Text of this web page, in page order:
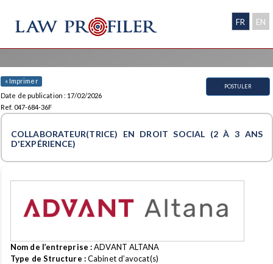
FR EN
« Imprimer
Date de publication : 17/02/2026
Ref. 047-684-36F
POSTULER
COLLABORATEUR(TRICE) EN DROIT SOCIAL (2 À 3 ANS
D'EXPÉRIENCE)
Nom de l’entreprise :ADVANT ALTANA
Type de Structure :Cabinet d’avocat(s)